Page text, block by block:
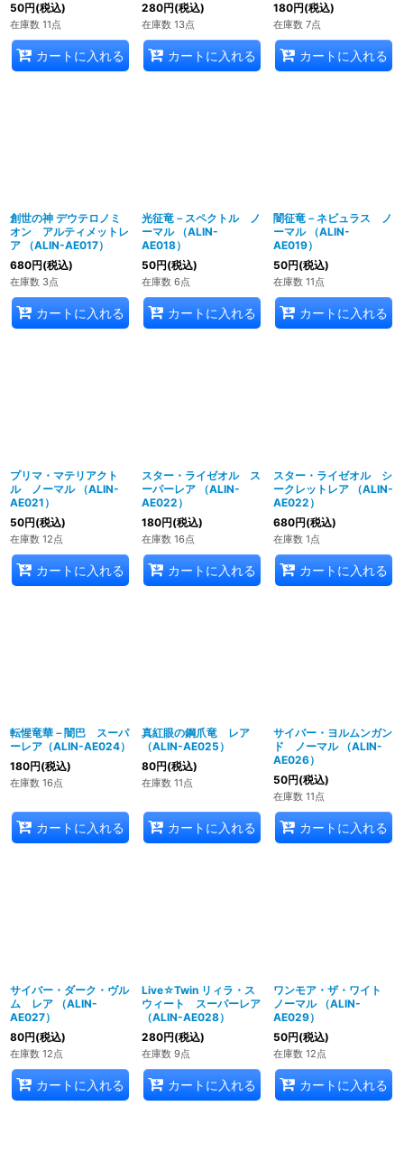
50円(税込)
在庫数 11点
カートに入れる
280円(税込)
在庫数 13点
カートに入れる
180円(税込)
在庫数 7点
カートに入れる
創世の神 デウテロノミ
オン アルティメットレ
ア （ALIN-AE017）
680円(税込)
在庫数 3点
カートに入れる
光征竜－スペクトル ノ
ーマル （ALIN-
AE018）
50円(税込)
在庫数 6点
カートに入れる
闇征竜－ネビュラス ノ
ーマル （ALIN-
AE019）
50円(税込)
在庫数 11点
カートに入れる
プリマ・マテリアクト
ル ノーマル （ALIN-
AE021）
50円(税込)
在庫数 12点
カートに入れる
スター・ライゼオル ス
ーパーレア （ALIN-
AE022）
180円(税込)
在庫数 16点
カートに入れる
スター・ライゼオル シ
ークレットレア （ALIN-
AE022）
680円(税込)
在庫数 1点
カートに入れる
転惺竜華－闇巴 スーパ
ーレア（ALIN-AE024）
180円(税込)
在庫数 16点
カートに入れる
真紅眼の鋼爪竜 レア
（ALIN-AE025）
80円(税込)
在庫数 11点
カートに入れる
サイバー・ヨルムンガン
ド ノーマル （ALIN-
AE026）
50円(税込)
在庫数 11点
カートに入れる
サイバー・ダーク・ヴル
ム レア （ALIN-
AE027）
80円(税込)
在庫数 12点
カートに入れる
Live☆Twin リィラ・ス
ウィート スーパーレア
（ALIN-AE028）
280円(税込)
在庫数 9点
カートに入れる
ワンモア・ザ・ワイト
ノーマル （ALIN-
AE029）
50円(税込)
在庫数 12点
カートに入れる